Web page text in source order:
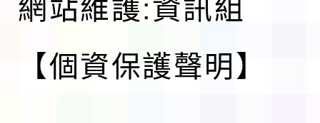
網站維護:資訊組
【個資保護聲明】